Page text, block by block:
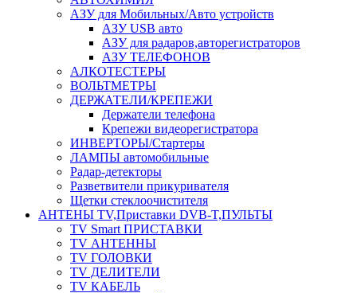
АЗУ для Мобильных/Авто устройств
АЗУ USB авто
АЗУ для радаров,авторегистраторов
АЗУ ТЕЛЕФОНОВ
АЛКОТЕСТЕРЫ
ВОЛЬТМЕТРЫ
ДЕРЖАТЕЛИ/КРЕПЕЖИ
Держатели телефона
Крепежи видеорегистратора
ИНВЕРТОРЫ/Стартеры
ЛАМПЫ автомобильные
Радар-детекторы
Разветвители прикуривателя
Щетки стеклоочистителя
АНТЕНЫ ТV,Приставки DVB-T,ПУЛЬТЫ
TV Smart ПРИСТАВКИ
TV АНТЕННЫ
TV ГОЛОВКИ
TV ДЕЛИТЕЛИ
TV КАБЕЛЬ